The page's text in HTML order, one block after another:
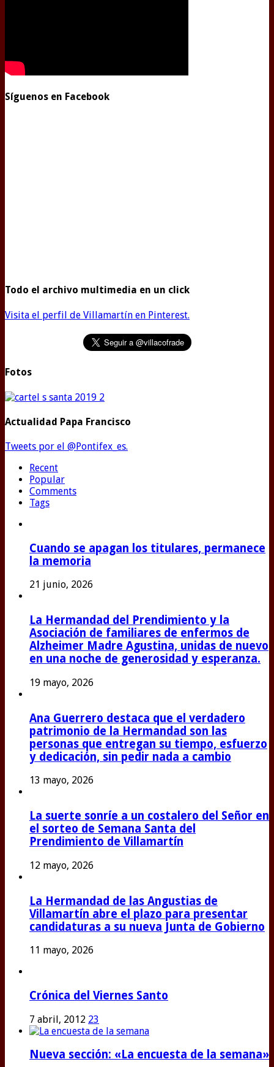
Síguenos en Facebook
Todo el archivo multimedia en un click
Visita el perfil de Villamartín en Pinterest.
Fotos
Actualidad Papa Francisco
Tweets por el @Pontifex_es.
Recent
Popular
Comments
Tags
Cuando se apagan los titulares, permanece
la memoria
21 junio, 2026
La Hermandad del Prendimiento y la
Asociación de familiares de enfermos de
Alzheimer Madre Agustina, unidas de nuevo
en una noche de generosidad y esperanza.
19 mayo, 2026
Ana Guerrero destaca que el verdadero
patrimonio de la Hermandad son las
personas que entregan su tiempo, esfuerzo
y dedicación, sin pedir nada a cambio
13 mayo, 2026
La suerte sonríe a un costalero del Señor en
el sorteo de Semana Santa del
Prendimiento de Villamartín
12 mayo, 2026
La Hermandad de las Angustias de
Villamartín abre el plazo para presentar
candidaturas a su nueva Junta de Gobierno
11 mayo, 2026
Crónica del Viernes Santo
7 abril, 2012 23
Nueva sección: «La encuesta de la semana»